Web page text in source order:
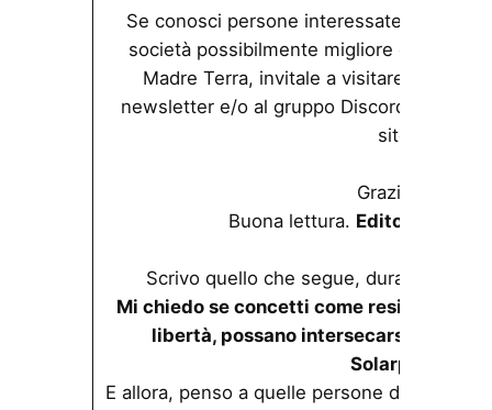
Se conosci persone interessate a porre
società possibilmente migliore e
Madre Terra, invitale a visitare il nostro
newsletter e/o al gruppo Discord e a
sito.
Grazie <3
Buona lettura. Editoriale
Scrivo quello che segue, durante la
Mi chiedo se concetti come resistenza,
libertà, possano intersecarsi con la
Solarpunk
E allora, penso a quelle persone di un